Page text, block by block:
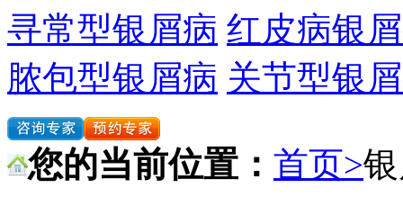
寻常型银屑病 红皮病银
脓包型银屑病 关节型银
您的当前位置： 首页>